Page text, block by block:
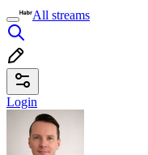
All streams
Login